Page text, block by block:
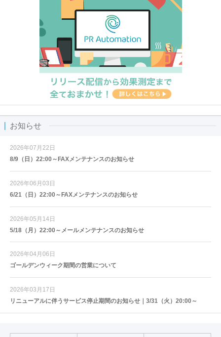
お知らせ
2026年07月22日
8/9（日）22:00～FAXメンテナンスのお知らせ
2026年06月03日
6/21（日）22:00～FAXメンテナンスのお知らせ
2026年05月14日
5/18（月）22:00～メールメンテナンスのお知らせ
2026年04月06日
ゴールデンウィーク期間の営業について
2026年03月17日
リニューアルに伴うサービス停止期間のお知らせ｜3/31（火）20:00～